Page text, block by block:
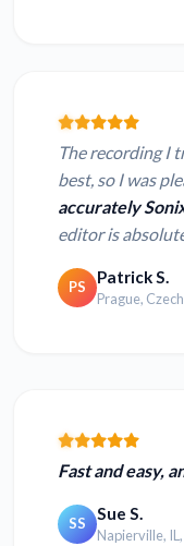
The recording I
best, so I was
accurately
editor is
PS Patrick S.
Prague,
Fast and easy,
SS Sue S.
Napierville, IL,